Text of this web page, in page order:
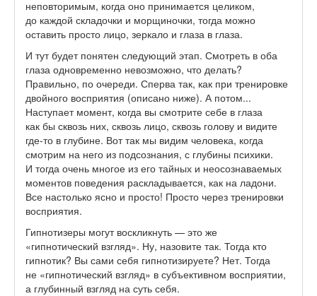
неповторимым, когда оно принимается целиком,
до каждой складочки и морщиночки, тогда можно
оставить просто лицо, зеркало и глаза в глаза.
И тут будет понятен следующий этап. Смотреть в оба
глаза одновременно невозможно, что делать?
Правильно, по очереди. Сперва так, как при тренировке
двойного восприятия (описано ниже). А потом...
Наступает момент, когда вы смотрите себе в глаза
как бы сквозь них, сквозь лицо, сквозь голову и видите
где-то в глубине. Вот так мы видим человека, когда
смотрим на него из подсознания, с глубины психики.
И тогда очень многое из его тайных и неосознаваемых
моментов поведения раскладывается, как на ладони.
Все настолько ясно и просто! Просто через тренировки
восприятия.
Гипнотизеры могут воскликнуть — это же
«гипнотический взгляд». Ну, назовите так. Тогда кто
гипнотик? Вы сами себя гипнотизируете? Нет. Тогда
не «гипнотический взгляд» в субъективном восприятии,
а глубинный взгляд на суть себя.